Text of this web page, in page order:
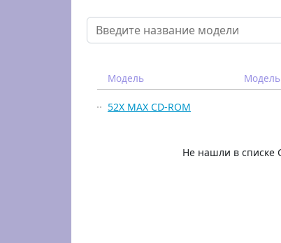
Модель Модель
52X MAX CD-ROM
Не нашли в списке